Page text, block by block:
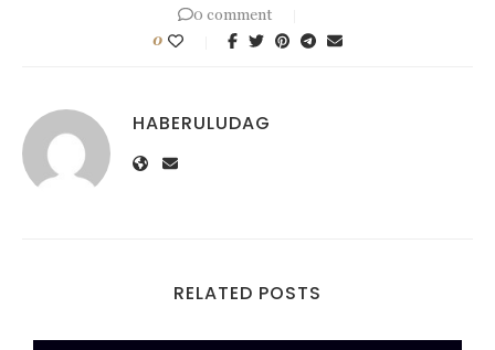
0 comment
0
HABERULUDAG
RELATED POSTS